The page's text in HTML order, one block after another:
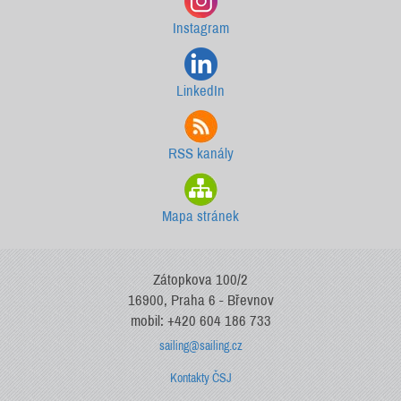
Instagram
LinkedIn
RSS kanály
Mapa stránek
Zátopkova 100/2
16900, Praha 6 - Břevnov
mobil: +420 604 186 733
sailing@sailing.cz
Kontakty ČSJ